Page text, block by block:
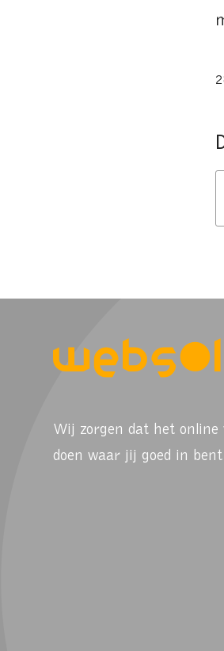
Wij zorgen dat het
doen waar jij goed in